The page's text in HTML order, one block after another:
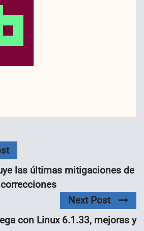
las últimas mitigaciones de
Next Post
con Linux 6.1.33, mejoras y